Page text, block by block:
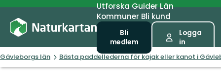
UtforskaGuiderLän
Kommuner Bli kund
Bli
medlem
Logga
in
Gävleborgs län Bästa paddellederna för kajak eller kanot i